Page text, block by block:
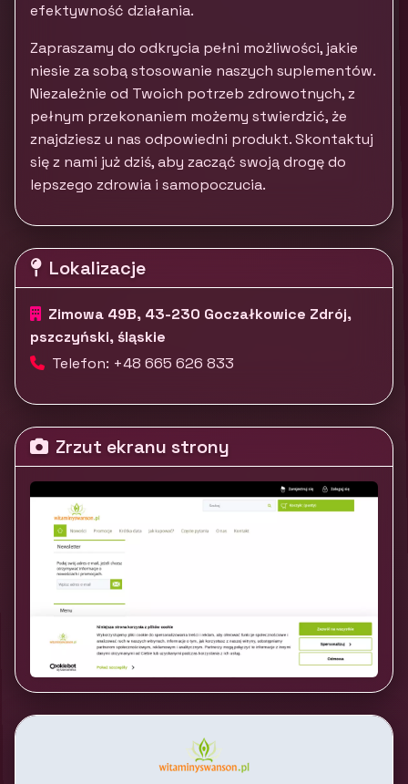
efektywność działania.
Zapraszamy do odkrycia pełni możliwości, jakie
niesie za sobą stosowanie naszych suplementów.
Niezależnie od Twoich potrzeb zdrowotnych, z
pełnym przekonaniem możemy stwierdzić, że
znajdziesz u nas odpowiedni produkt. Skontaktuj
się z nami już dziś, aby zacząć swoją drogę do
lepszego zdrowia i samopoczucia.
Lokalizacje
Zimowa 49B, 43-230 Goczałkowice Zdrój,
pszczyński, śląskie
Telefon: +48 665 626 833
Zrzut ekranu strony